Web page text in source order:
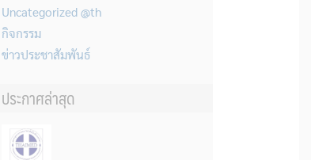
Uncategorized @th
กิจกรรม
ข่าวประชาสัมพันธ์
ประกาศล่าสุด